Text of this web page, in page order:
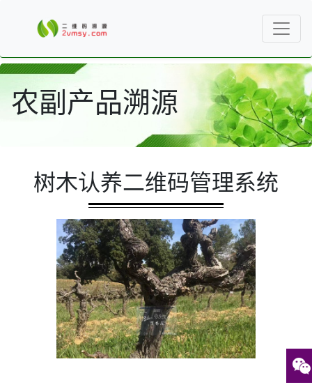
农副产品溯源
树木认养二维码管理系统